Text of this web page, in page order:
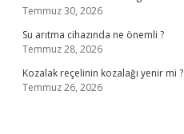
Temmuz 30, 2026
Su arıtma cihazında ne önemli ?
Temmuz 28, 2026
Kozalak reçelinin kozalağı yenir mi ?
Temmuz 26, 2026